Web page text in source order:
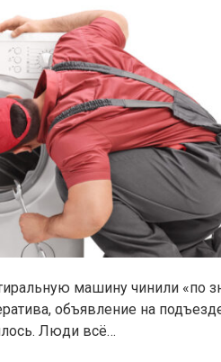
машину чинили «по
объявление на
Люди всё…